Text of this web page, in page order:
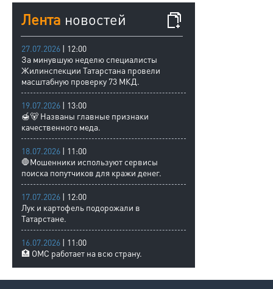
Лента новостей
27.07.2026 | 12:00
За минувшую неделю специалисты
Жилинспекции Татарстана провели
масштабную проверку 73 МКД.
19.07.2026 | 13:00
🍯🐻 Названы главные признаки
качественного меда.
18.07.2026 | 11:00
🛑Мошенники используют сервисы
поиска попутчиков для кражи денег.
17.07.2026 | 12:00
Лук и картофель подорожали в
Татарстане.
16.07.2026 | 11:00
🏥 ОМС работает на всю страну.